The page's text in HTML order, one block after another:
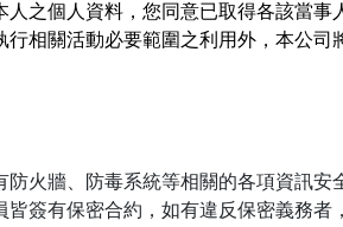
人之個人資料，您同意已取得各該當
行相關活動必要範圍之利用外，本公司
防火牆、防毒系統等相關的各項資訊
皆簽有保密合約，如有違反保密義務